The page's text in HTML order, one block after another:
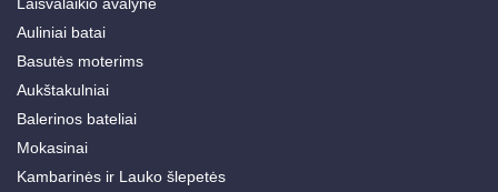
Auliniai batai
Basutės moterims
Aukštakulniai
Balerinos bateliai
Mokasinai
Kambarinės ir Lauko šlepetės